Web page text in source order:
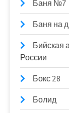
Баня №7
Баня на
Бийская
России
Бокс 28
Болид